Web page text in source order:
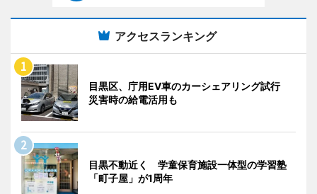
アクセスランキング
目黒区、庁用EV車のカーシェアリング試行
災害時の給電活用も
目黒不動近く 学童保育施設一体型の学習塾
「町子屋」が1周年